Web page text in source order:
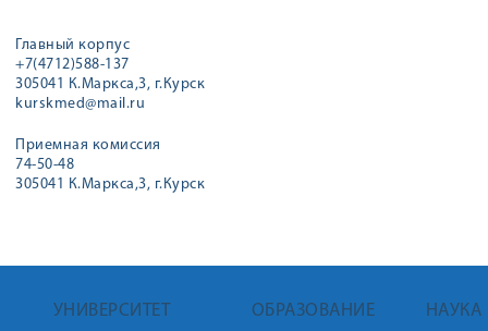
Главный корпус
+7(4712)588-137
305041 К.Маркса,3, г.Курск
kurskmed@mail.ru
Приемная комиссия
74-50-48
305041 К.Маркса,3, г.Курск
УНИВЕРСИТЕТ ОБРАЗОВАНИЕ НАУКА